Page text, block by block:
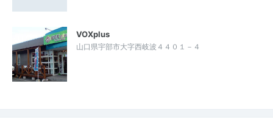
VOXplus
山口県宇部市大字西岐波４４０１－４